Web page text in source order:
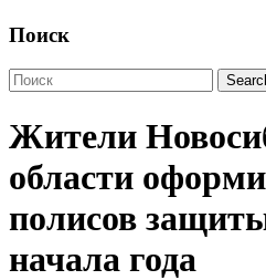
Поиск
Жители
области
полисов
начала года